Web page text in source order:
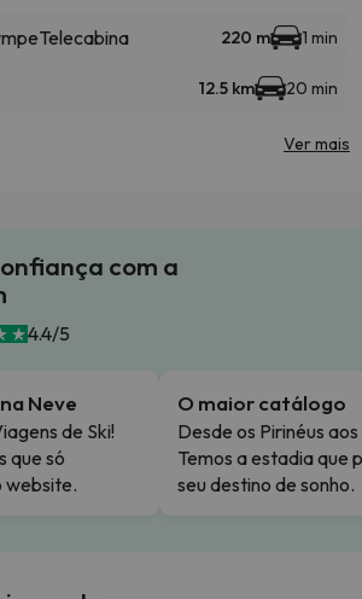
Telecabina 220 m 1 min
12.5 km 20 min
Ver mais
com a
4.4/5
Neve
de Ski!
que só
website.
O maior catálogo
Desde os Pirinéus
Temos a estadia que
seu destino de sonho.